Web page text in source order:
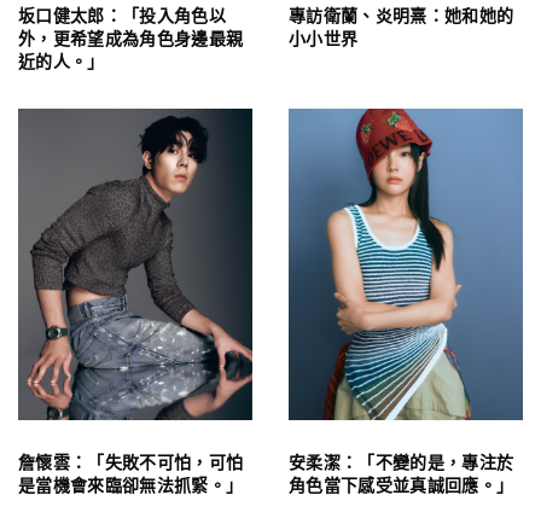
坂口健太郎：「投入角色以
外，更希望成為角色身邊最親
近的人。」
專訪衛蘭、炎明熹：她和她的
小小世界
詹懷雲：「失敗不可怕，可怕
是當機會來臨卻無法抓緊。」
安柔潔：「不變的是，專注於
角色當下感受並真誠回應。」